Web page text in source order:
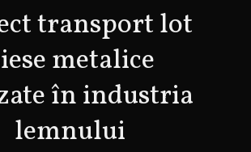
transport lot
metalice
în industria
lemnului